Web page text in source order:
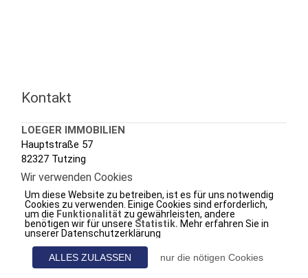
Kontakt
LOEGER IMMOBILIEN
Hauptstraße 57
82327 Tutzing
Tel.: +49 (0) 8158 3020
Fax.: +49 (0) 8158 7288
e-mail.:info@loeger.de
web.:www.loeger-immobilien.de
Wir verwenden Cookies
Um diese Website zu betreiben, ist es für uns notwendig
Cookies zu verwenden. Einige Cookies sind erforderlich,
um die Funktionalität zu gewährleisten, andere
benötigen wir für unsere Statistik. Mehr erfahren Sie in
unserer Datenschutzerklärung
ALLES ZULASSEN nur die nötigen Cookies